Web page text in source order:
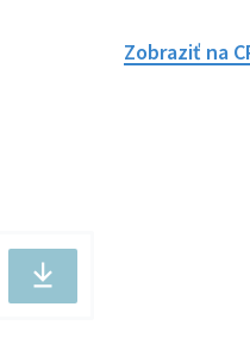
Zobraziť na